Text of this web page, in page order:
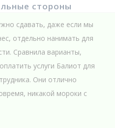
стороны
сдавать, даже если мы
отдельно нанимать для
Сравнила варианты,
услуги Балиот для
Они отлично
никакой мороки с